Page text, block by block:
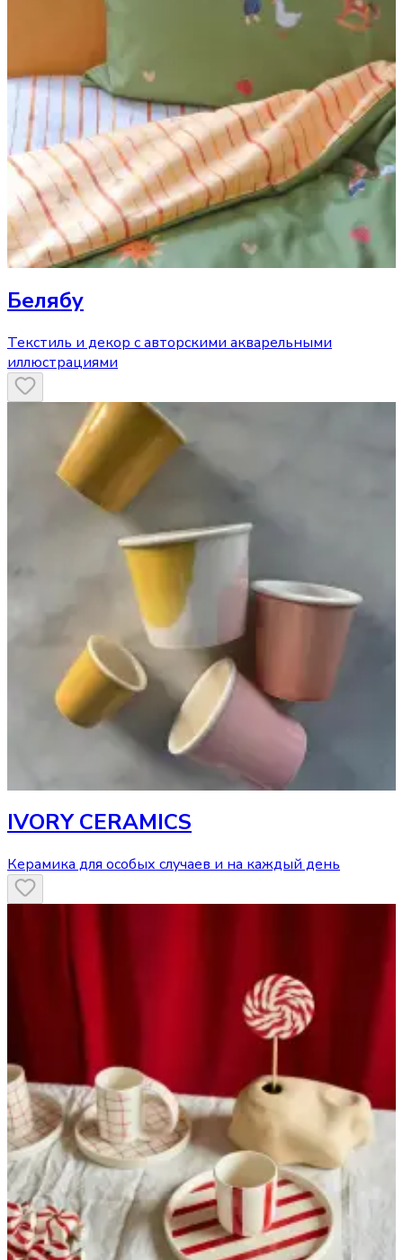
Белябу
Текстиль и декор с авторскими акварельными
иллюстрациями
IVORY CERAMICS
Керамика для особых случаев и на каждый день